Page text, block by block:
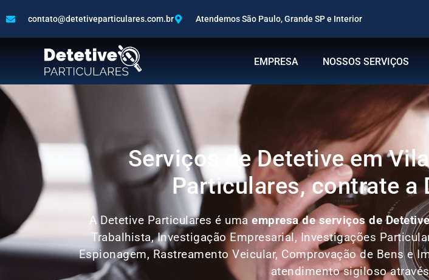
contato@detetiveparticulares.com.br Atendemos São Paulo, Grande SP e Interior
EMPRESA NOSSOS SERVIÇOS
Serviços de Detetive em
Particulares, contrate a
A Detetive Particulares é umaempresa de serviços de
Trabalhista, Investigação Empresarial, Investigações
Espionagem, Rastreamento Veicular, Comprovação de Bens e
atendimento sigiloso